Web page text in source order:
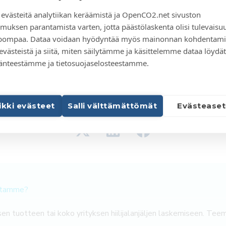
analytiikan keräämistä ja OpenCO2.net sivuston
parantamista varten, jotta päästölaskenta olisi
Dataa voidaan hyödyntää myös mainonnan
ja siitä, miten säilytämme ja käsittelemme dataa löydät
ja tietosuojaselosteestamme.
evästeet Salli välttämättömät
toimijoille, eikä osallistuminen vaadi STJM:n jäsenyyttä.
OpenCO2net-hiilijalanjälkialustan päälle eri
Selainpohjaisten laskurien toteutuksessa otetaan huomioon
ja ajantasaista OpenCO2net-päästötietokantaa.
tuotteen tai koko yrityksen hiilijalanjäljen laskemiseen.